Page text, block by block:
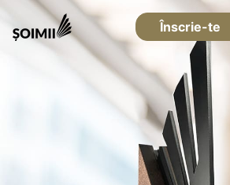
Înscrie-te